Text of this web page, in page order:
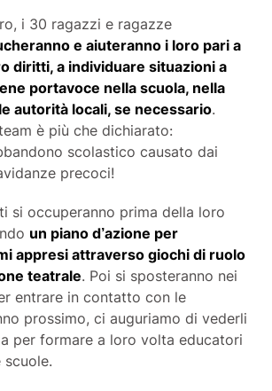
i 30 ragazzi e ragazze
e aiuteranno i loro pari a
diritti, a individuare situazioni a
portavoce nella scuola, nella
autorità locali, se necessario.
è più che dichiarato:
scolastico causato dai
precoci!
si occuperanno prima della loro
un piano d’azione per
appresi attraverso giochi di ruolo
teatrale. Poi si sposteranno nei
entrare in contatto con le
prossimo, ci auguriamo di vederli
per formare a loro volta educatori